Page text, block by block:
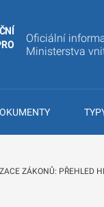
NÍ
Oficiální
Ministerstva
ZÁKONŮ: PŘEHLED